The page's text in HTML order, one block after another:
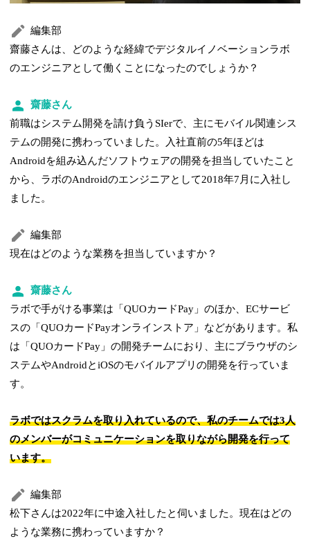
編集部
齋藤さんは、どのような経緯でデジタルイノベーションラボ
のエンジニアとして働くことになったのでしょうか？
齋藤さん
前職はシステム開発を請け負うSIerで、主にモバイル関連シス
テムの開発に携わっていました。入社直前の5年ほどは
Androidを組み込んだソフトウェアの開発を担当していたこと
から、ラボのAndroidのエンジニアとして2018年7月に入社し
ました。
編集部
現在はどのような業務を担当していますか？
齋藤さん
ラボで手がける事業は「QUOカードPay」のほか、ECサービ
スの「QUOカードPayオンラインストア」などがあります。私
は「QUOカードPay」の開発チームにおり、主にブラウザのシ
ステムやAndroidとiOSのモバイルアプリの開発を行っていま
す。
ラボではスクラムを取り入れているので、私のチームでは3人
のメンバーがコミュニケーションを取りながら開発を行って
います。
編集部
松下さんは2022年に中途入社したと伺いました。現在はどの
ような業務に携わっていますか？